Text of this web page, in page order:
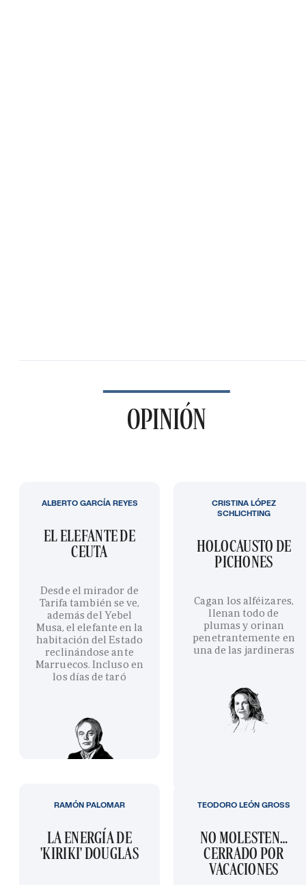
OPINIÓN
EL ELEFANTE DE
CEUTA
Desde el mirador de
Tarifa también se ve,
además del Yebel
Musa, el elefante en la
habitación del Estado
reclinándose ante
Marruecos. Incluso en
los días de taró
ALBERTO GARCÍA REYES
HOLOCAUSTO DE
PICHONES
Cagan los alféizares,
llenan todo de
plumas y orinan
penetrantemente en
una de las jardineras
CRISTINA LÓPEZ
SCHLICHTING
LA ENERGÍA DE
'KIRIKI' DOUGLAS
RAMÓN PALOMAR
NO MOLESTEN…
CERRADO POR
VACACIONES
TEODORO LEÓN GROSS